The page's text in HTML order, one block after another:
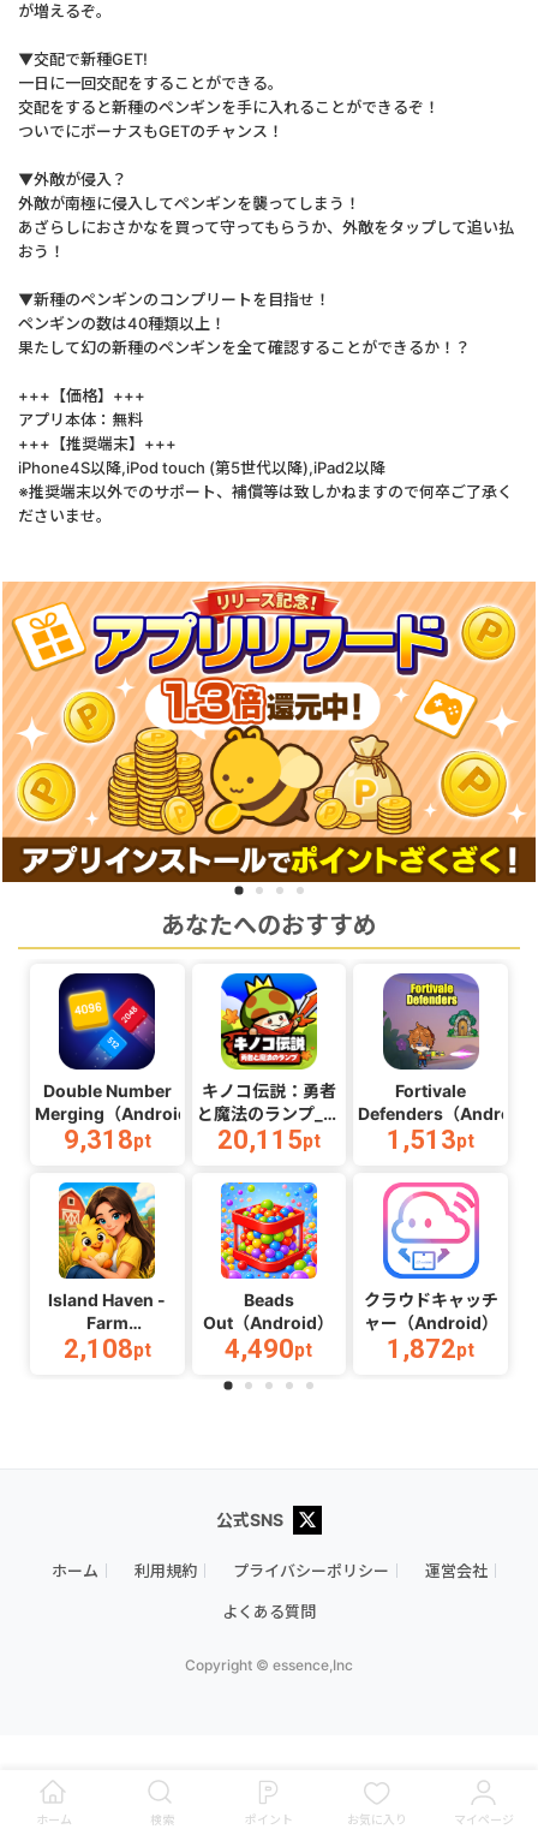
が増えるぞ。
▼交配で新種GET!
一日に一回交配をすることができる。
交配をすると新種のペンギンを手に入れることができるぞ！
ついでにボーナスもGETのチャンス！
▼外敵が侵入？
外敵が南極に侵入してペンギンを襲ってしまう！
あざらしにおさかなを買って守ってもらうか、外敵をタップして追い払
おう！
▼新種のペンギンのコンプリートを目指せ！
ペンギンの数は40種類以上！
果たして幻の新種のペンギンを全て確認することができるか！？
+++【価格】+++
アプリ本体：無料
+++【推奨端末】+++
iPhone4S以降,iPod touch (第5世代以降),iPad2以降
※推奨端末以外でのサポート、補償等は致しかねますので何卒ご了承く
ださいませ。
あなたへのおすすめ
Double Number
Merging（Android）
9,318pt
キノコ伝説：勇者
と魔法のランプ_マ
ルチ
2（Android）
20,115pt
Fortivale
Defenders（Android
1,513pt
Island Haven -
Farm
Adventure（Android）
2,108pt
Beads
Out（Android）
4,490pt
クラウドキャッチ
ャー（Android）
1,872pt
今すぐポイントGET
公式SNS
ホーム 利用規約 プライバシーポリシー 運営会社
よくある質問
Copyright © essence,Inc
ホーム 検索 ポイント お気に入り マイページ